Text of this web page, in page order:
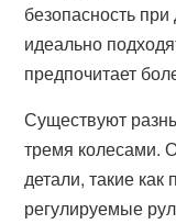
безопасность
идеально
предпочитает
Существуют
тремя колесами.
детали, такие
регулируемые